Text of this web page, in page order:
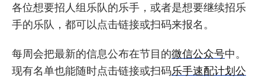
各位想要招人组乐队的乐手，或者是想要继续招乐
手的乐队，都可以点击链接或扫码来报名。
每周会把最新的信息公布在节目的微信公众号中。
现有名单也能随时点击链接或扫码乐手速配计划公